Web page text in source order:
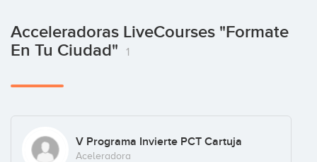
Acceleradoras LiveCourses "Formate
En Tu Ciudad"
1
V Programa Invierte PCT Cartuja
Aceleradora